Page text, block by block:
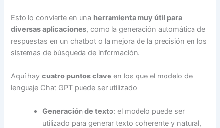
Esto lo convierte en una herramienta muy útil para
diversas aplicaciones, como la generación automática de
respuestas en un chatbot o la mejora de la precisión en los
sistemas de búsqueda de información.
Aquí haycuatro puntos clave en los que el modelo de
lenguaje Chat GPT puede ser utilizado:
Generación de texto: el modelo puede ser
utilizado para generar texto coherente y natural,